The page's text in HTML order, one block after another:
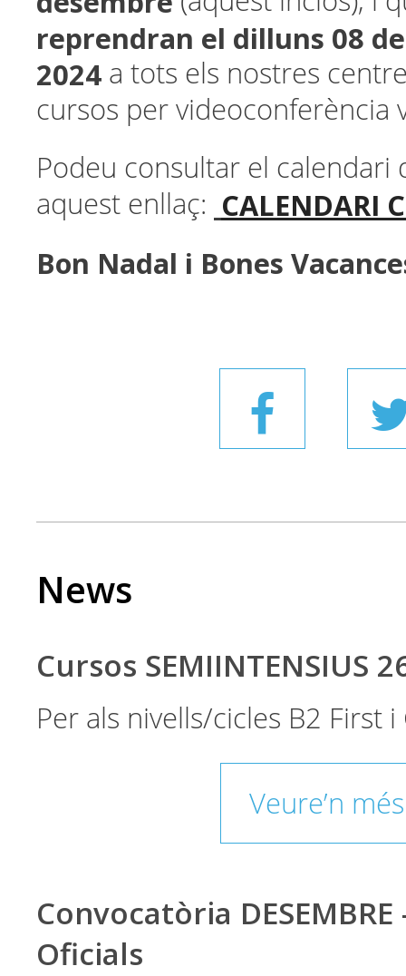
reprendran el dilluns 08
2024 a tots els nostres
cursos per videoconferència
Podeu consultar el calendari
aquest enllaç: CALENDARI
Bon Nadal i Bones
News
Cursos SEMIINTENSIUS
Per als nivells/cicles B2 First
Veure’n més
Convocatòria
Oficials